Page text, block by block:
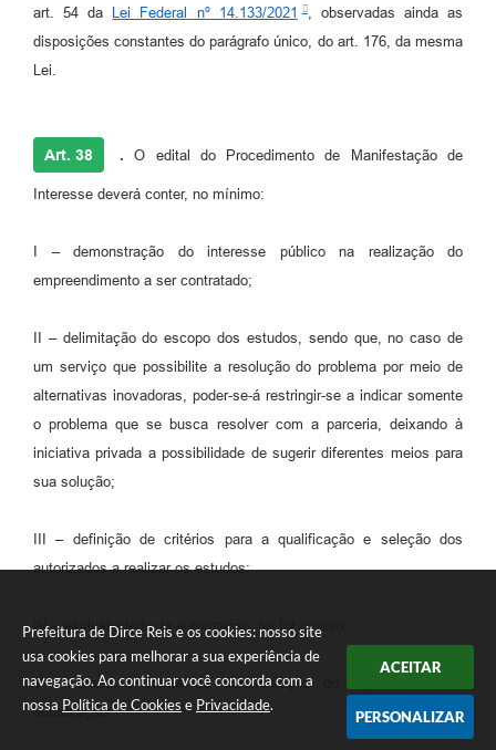
Prefeitura de Dirce Reis e os cookies: nosso site
usa cookies para melhorar a sua experiência de
navegação. Ao continuar você concorda com a
nossa Política de Cookies e Privacidade.
ACEITAR
PERSONALIZAR
art. 54 da
Lei Federal nº 14.133/2021
, observadas ainda as
disposições constantes do parágrafo único, do art. 176, da mesma
Lei.
Art. 38 . O edital do Procedimento de Manifestação de
Interesse deverá conter, no mínimo:
I – demonstração do interesse público na realização do
empreendimento a ser contratado;
II – delimitação do escopo dos estudos, sendo que, no caso de
um serviço que possibilite a resolução do problema por meio de
alternativas inovadoras, poder-se-á restringir-se a indicar somente
o problema que se busca resolver com a parceria, deixando à
iniciativa privada a possibilidade de sugerir diferentes meios para
sua solução;
III – definição de critérios para a qualificação e seleção dos
autorizados a realizar os estudos;
IV – exclusividade da autorização, se for o caso;
V – prazo e forma de apresentação do requerimento de
autorização;